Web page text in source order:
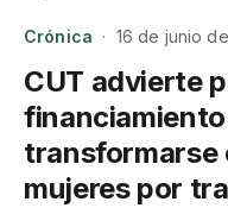
Crónica · 16 de junio
CUT advierte
transformarse
mujeres por